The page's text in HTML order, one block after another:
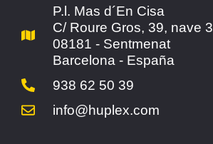
P.l. Mas d´En Cisa
C/ Roure Gros, 39, nave 3
08181 - Sentmenat
Barcelona - España
938 62 50 39
info@huplex.com